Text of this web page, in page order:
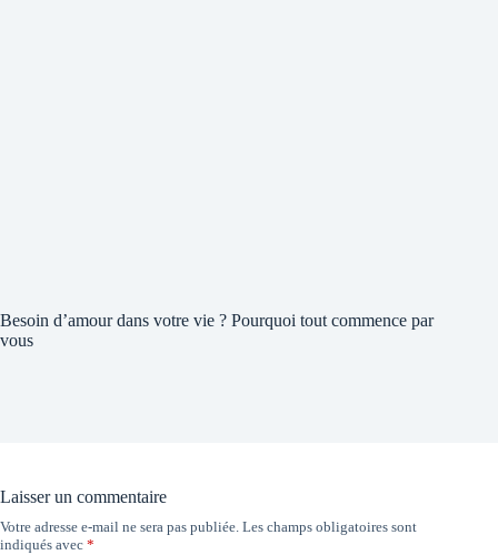
Besoin d’amour dans votre vie ? Pourquoi tout commence par
vous
Laisser un commentaire
Votre adresse e-mail ne sera pas publiée. Les champs obligatoires sont
indiqués avec *